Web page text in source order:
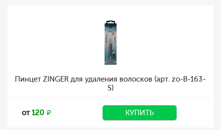
Пинцет ZINGER для удаления волосков (арт. zo-B-163-
S)
от120 КУПИТЬ